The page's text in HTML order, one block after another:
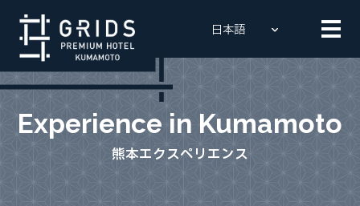
Experience in Kumamoto
熊本エクスペリエンス